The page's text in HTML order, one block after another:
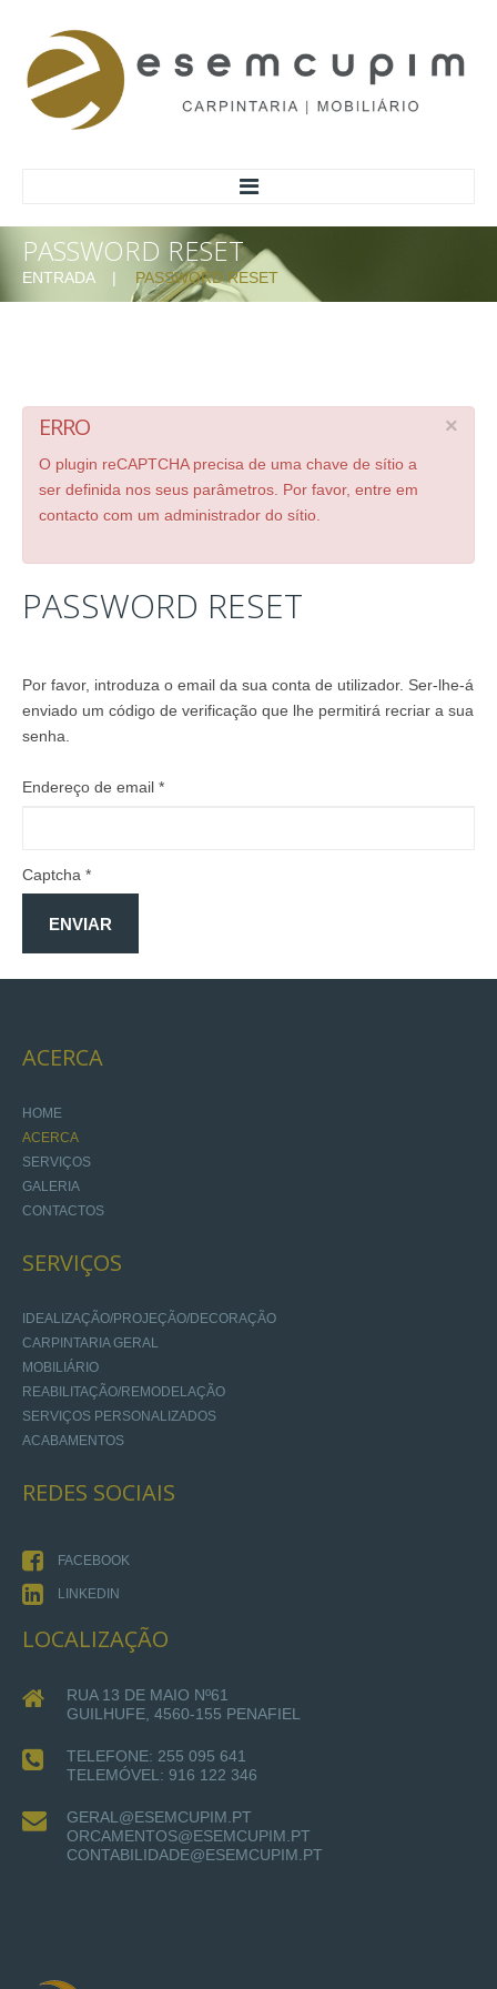
HOME
ACERCA
MARCAS DE REFERÊNCIA
RESPONSABILIDADE AMBIENTAL
INFORMAÇÃO AO CONSUMIDOR
IDEALIZAÇÃO/PROJEÇÃO/DECORAÇÃO
CARPINTARIA GERAL
SERVIÇOS PERSONALIZADOS
ACABAMENTOS
CATÁLOGO
PASSWORD RESET
ENTRADA PASSWORD RESET
×
ERRO
O plugin reCAPTCHA precisa de uma chave de sítio a
ser definida nos seus parâmetros. Por favor, entre em
contacto com um administrador do sítio.
PASSWORD RESET
Por favor, introduza o email da sua conta de utilizador. Ser-lhe-á
enviado um código de verificação que lhe permitirá recriar a sua
senha.
Endereço de email *
Captcha *
ENVIAR
ACERCA
HOME
ACERCA
SERVIÇOS
GALERIA
CONTACTOS
SERVIÇOS
IDEALIZAÇÃO/PROJEÇÃO/DECORAÇÃO
CARPINTARIA GERAL
MOBILIÁRIO
REABILITAÇÃO/REMODELAÇÃO
SERVIÇOS PERSONALIZADOS
ACABAMENTOS
REDES SOCIAIS
FACEBOOK
LINKEDIN
LOCALIZAÇÃO
RUA 13 DE MAIO Nº61
GUILHUFE, 4560-155 PENAFIEL
TELEFONE: 255 095 641
TELEMÓVEL: 916 122 346
GERAL@ESEMCUPIM.PT
ORCAMENTOS@ESEMCUPIM.PT
CONTABILIDADE@ESEMCUPIM.PT